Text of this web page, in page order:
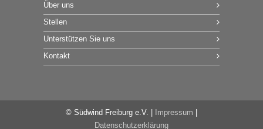
Über uns
Stellen
Unterstützen Sie uns
Kontakt
© Südwind Freiburg e.V. | Impressum
Datenschutzerklärung